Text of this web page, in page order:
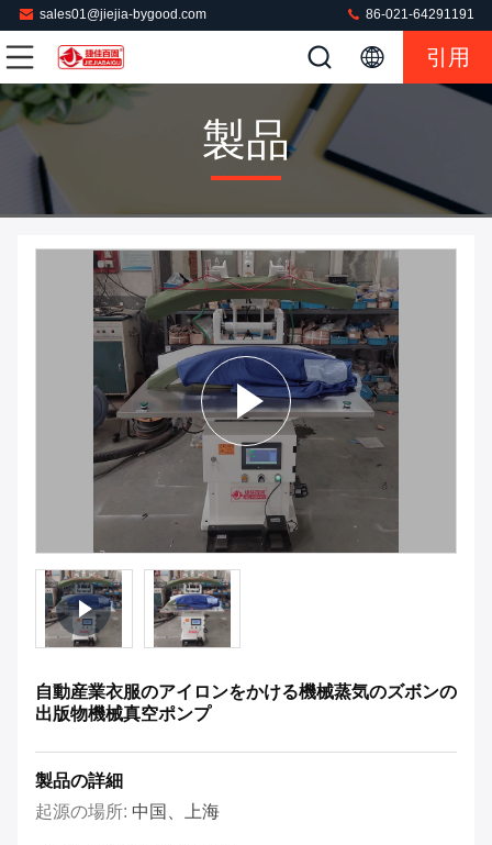
sales01@jiejia-bygood.com 86-021-64291191
引用
製品
自動産業衣服のアイロンをかける機械蒸気のズボンの
出版物機械真空ポンプ
製品の詳細
起源の場所: 中国、上海